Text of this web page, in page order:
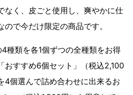
なく、皮ごと使用し、爽やかに仕
ので今だけ限定の商品です。
種類を各1個ずつの全種類をお得
おすすめ6個セット」（税込2,100
4個選んで詰め合わせに出来るお